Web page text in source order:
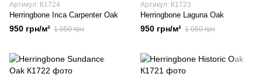
Артикул: К1724
Herringbone Inca Carpenter Oak
950 грн/м² 1 050 грн
Артикул: К1723
Herringbone Laguna Oak
950 грн/м² 1 050 грн